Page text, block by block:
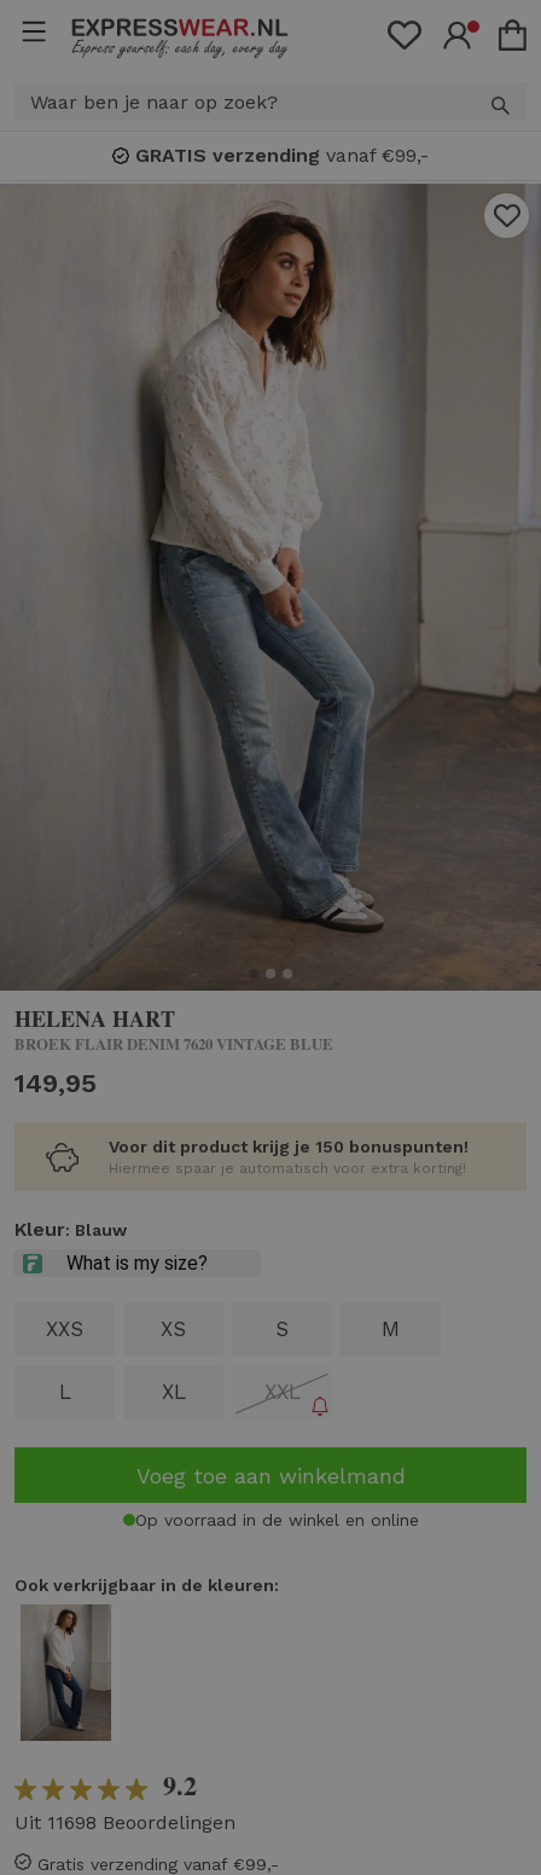
GRATIS verzending vanaf €99,-
HELENA HART
BROEK FLAIR DENIM 7620 VINTAGE BLUE
149,95
Voor dit product krijg je 150 bonuspunten!
Hiermee spaar je automatisch voor extra korting!
Kleur: Blauw
XXS XS S M
L XL XXL
Voeg toe aan winkelmand
Op voorraad in de winkel en online
Ook verkrijgbaar in de kleuren:
9.2
Uit 11698 Beoordelingen
Gratis verzending vanaf €99,-